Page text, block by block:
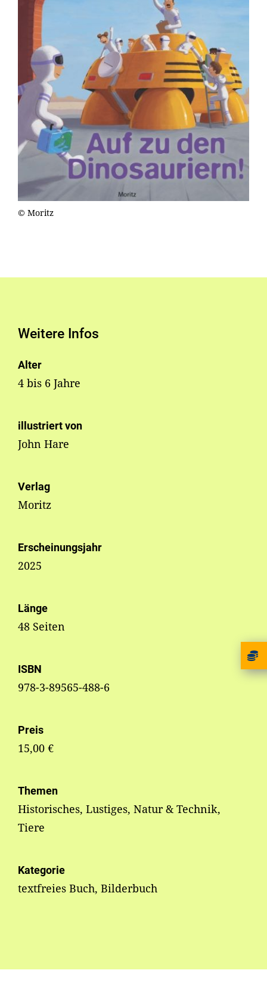
© Moritz
Weitere Infos
Alter
4 bis 6 Jahre
illustriert von
John Hare
Verlag
Moritz
Erscheinungsjahr
2025
Länge
48 Seiten
ISBN
978-3-89565-488-6
Preis
15,00 €
Themen
Historisches, Lustiges, Natur & Technik,
Tiere
Kategorie
textfreies Buch, Bilderbuch